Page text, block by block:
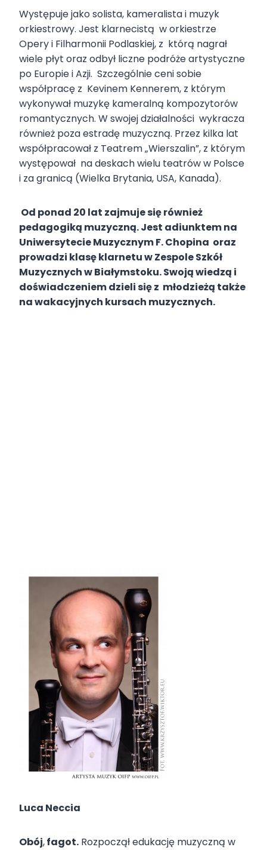
Występuje jako solista, kameralista i muzyk
orkiestrowy. Jest klarnecistą w orkiestrze
Opery i Filharmonii Podlaskiej, z którą nagrał
wiele płyt oraz odbył liczne podróże artystyczne
po Europie i Azji. Szczególnie ceni sobie
współpracę z Kevinem Kennerem, z którym
wykonywał muzykę kameralną kompozytorów
romantycznych. W swojej działalności wykracza
również poza estradę muzyczną. Przez kilka lat
współpracował z Teatrem „Wierszalin”, z którym
występował na deskach wielu teatrów w Polsce
i za granicą (Wielka Brytania, USA, Kanada).
Od ponad 20 lat zajmuje się również
pedagogiką muzyczną. Jest adiunktem na
Uniwersytecie Muzycznym F. Chopina oraz
prowadzi klasę klarnetu w Zespole Szkół
Muzycznych w Białymstoku. Swoją wiedzą i
doświadczeniem dzieli się z młodzieżą także
na wakacyjnych kursach muzycznych.
Luca Neccia
Obój,fagot. Rozpoczął edukację muzyczną w